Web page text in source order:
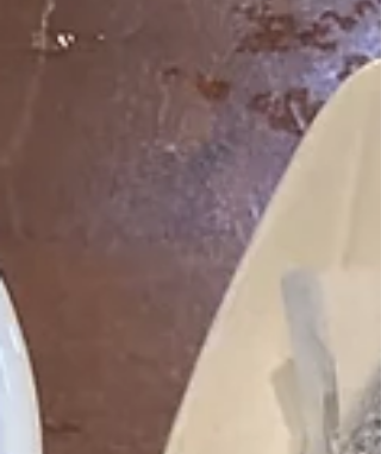
ボガド、カニカマ、きゅうり、サラダ菜に辛子マ
ヨも取り合わせが良かったです。...